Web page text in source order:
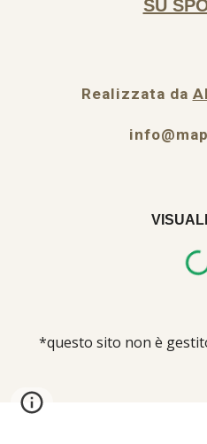
SU
Realizzata da
*questo sito non è